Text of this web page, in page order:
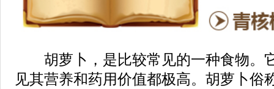
胡萝卜，是比较常见的一种食物。
见其营养和药用价值都极高。胡萝卜俗